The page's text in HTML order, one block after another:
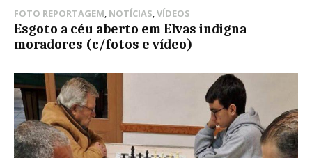
FOTO REPORTAGEM, NOTÍCIAS,VÍDEOS
Esgoto a céu aberto em Elvas indigna
moradores (c/fotos e vídeo)